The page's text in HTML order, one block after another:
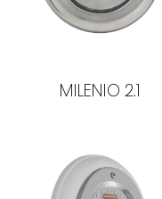
MILENIO 2.1